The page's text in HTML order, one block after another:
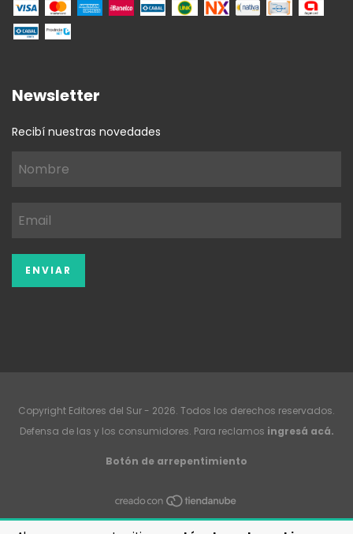
Newsletter
Recibí nuestras novedades
Copyright Editores del Sur - 2026. Todos los derechos reservados.
Defensa de las y los consumidores. Para reclamos ingresá acá.
Botón de arrepentimiento